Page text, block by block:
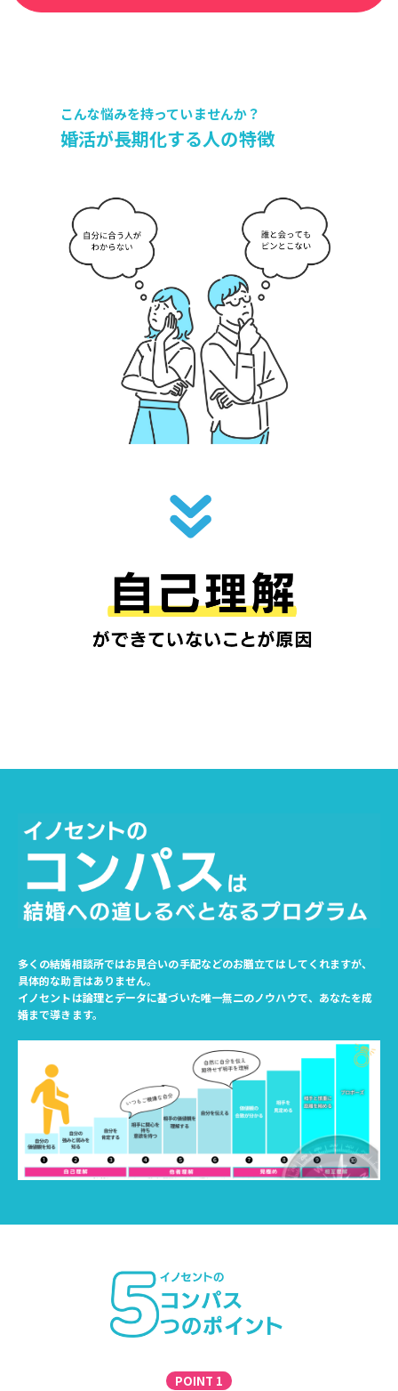
こんな悩みを持っていませんか？
婚活が長期化する人の特徴
多くの結婚相談所ではお見合いの手配などのお膳立てはしてくれますが、
具体的な助言はありません。
イノセントは論理とデータに基づいた唯一無二のノウハウで、あなたを成
婚まで導きます。
POINT 1